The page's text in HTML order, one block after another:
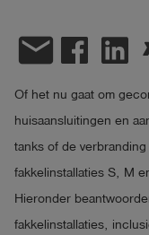
shield Registratie
email
Of het nu gaat om
huisaansluitingen en
tanks of de
fakkelinstallaties S, M
Hieronder
fakkelinstallaties,